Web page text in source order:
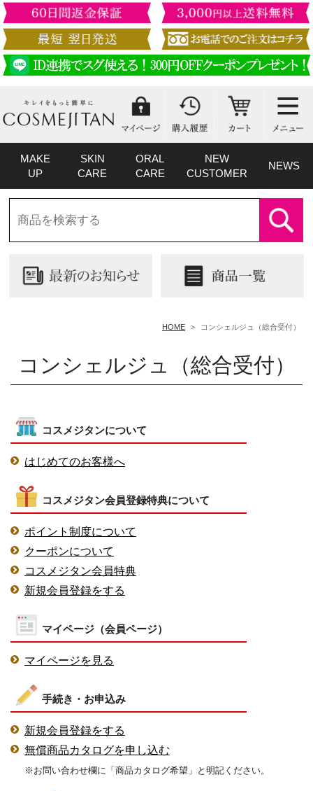
MAKE
UP
SKIN
CARE
ORAL
CARE
NEW
CUSTOMER
NEWS
HOME > コンシェルジュ（総合受付）
コンシェルジュ（総合受付）
コスメジタンについて
はじめてのお客様へ
コスメジタン会員登録特典について
ポイント制度について
クーポンについて
コスメジタン会員特典
新規会員登録をする
マイページ（会員ページ）
マイページを見る
手続き・お申込み
新規会員登録をする
無償商品カタログを申し込む
※お問い合わせ欄に「商品カタログ希望」と明記ください。